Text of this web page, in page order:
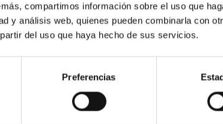
compartimos información sobre el uso que
y análisis web, quienes pueden combinarla con
del uso que haya hecho de sus servicios.
Preferencias
CITAS